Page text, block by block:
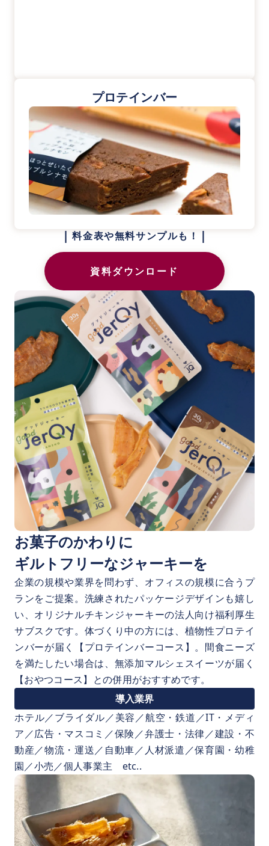
プロテインバー
| 料金表や無料サンプルも！ |
資料ダウンロード
お菓子のかわりに
ギルトフリーなジャーキーを
企業の規模や業界を問わず、オフィスの規模に合うプ
ランをご提案。洗練されたパッケージデザインも嬉し
い、オリジナルチキンジャーキーの法人向け福利厚生
サブスクです。体づくり中の方には、植物性プロテイ
ンバーが届く【プロテインバーコース】。間食ニーズ
を満たしたい場合は、無添加マルシェスイーツが届く
【おやつコース】との併用がおすすめです。
導入業界
ホテル／ブライダル／美容／航空・鉄道／IT・メディ
ア／広告・マスコミ／保険／弁護士・法律／建設・不
動産／物流・運送／自動車／人材派遣／保育園・幼稚
園／小売／個人事業主 etc..